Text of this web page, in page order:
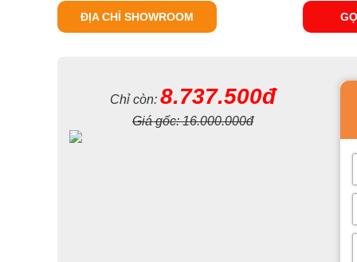
ĐỊA CHỈ SHOWROOM
Chỉ còn: 8.737.500đ
Giá gốc:16.000.000đ